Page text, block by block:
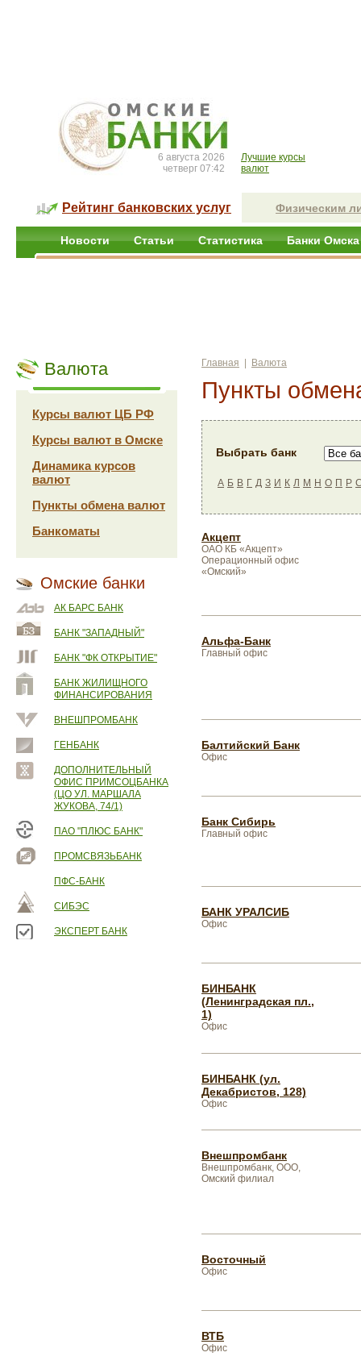
6 августа 2026
четверг 07:42
Лучшие курсы
валют
Рейтинг банковских услуг Физическим
Новости Статьи Статистика Банки Омска
Валюта
Курсы валют ЦБ РФ
Курсы валют в Омске
Динамика курсов
валют
Пункты обмена валют
Банкоматы
Омские банки
АК БАРС БАНК
БАНК "ЗАПАДНЫЙ"
БАНК "ФК ОТКРЫТИЕ"
БАНК ЖИЛИЩНОГО
ФИНАНСИРОВАНИЯ
ВНЕШПРОМБАНК
ГЕНБАНК
ДОПОЛНИТЕЛЬНЫЙ
ОФИС ПРИМСОЦБАНКА
(ЦО УЛ. МАРШАЛА
ЖУКОВА, 74/1)
ПАО "ПЛЮС БАНК"
ПРОМСВЯЗЬБАНК
ПФС-БАНК
СИБЭС
ЭКСПЕРТ БАНК
Главная Валюта
Пункты
Выбрать банк
А Б В Г Д З И К Л М Н О П Р
Акцепт
ОАО КБ «Акцепт»
Операционный офис
«Омский»
Альфа-Банк
Главный офис
Балтийский Банк
Офис
Банк Сибирь
Главный офис
БАНК УРАЛСИБ
Офис
БИНБАНК
(Ленинградская пл.,
1)
Офис
БИНБАНК (ул.
Декабристов, 128)
Офис
Внешпромбанк
Внешпромбанк, ООО,
Омский филиал
Восточный
Офис
ВТБ
Офис